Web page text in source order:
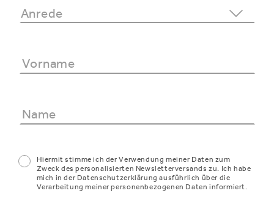
Hiermit stimme ich der Verwendung meiner Daten zum
Zweck des personalisierten Newsletterversands zu. Ich habe
mich in der Datenschutzerklärung ausführlich über die
Verarbeitung meiner personenbezogenen Daten informiert.